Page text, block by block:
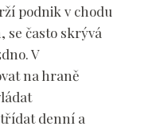
podnik v chodu
se často skrývá
V
na hraně
denní a